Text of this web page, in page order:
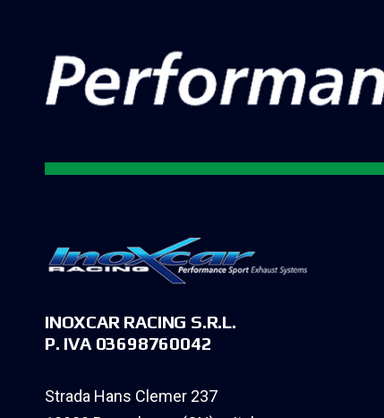
INOXCAR RACING S.R.L.
P. IVA 03698760042
Strada Hans Clemer 237